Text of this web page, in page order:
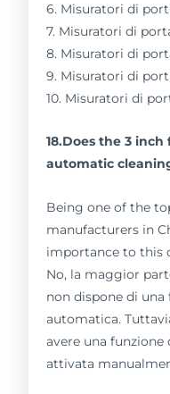
6. Misuratori di
7. Misuratori di
8. Misuratori di
9. Misuratori di
10. Misuratori di
18.Does the 3
automatic
Being one of the
manufacturers in
importance to this
No, la maggior
non dispone di una
automatica.
avere una funzione
attivata